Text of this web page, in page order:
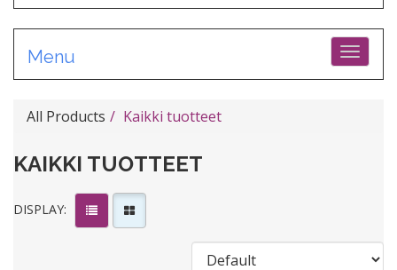
Menu
All Products Kaikki tuotteet
KAIKKI TUOTTEET
DISPLAY: